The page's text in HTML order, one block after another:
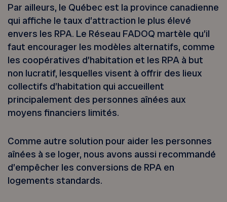
Par ailleurs, le Québec est la province canadienne
qui affiche le taux d’attraction le plus élevé
envers les RPA. Le Réseau FADOQ martèle qu’il
faut encourager les modèles alternatifs, comme
les coopératives d’habitation et les RPA à but
non lucratif, lesquelles visent à offrir des lieux
collectifs d’habitation qui accueillent
principalement des personnes aînées aux
moyens financiers limités.
Comme autre solution pour aider les personnes
aînées à se loger, nous avons aussi recommandé
d’empêcher les conversions de RPA en
logements standards.